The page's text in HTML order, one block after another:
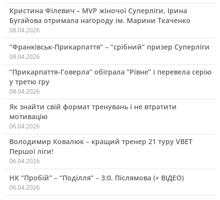
Кристина Філевич – MVP жіночої Суперліги, Ірина
Бугайова отримала нагороду ім. Марини Ткаченко
08.04.2026
“Франківськ-Прикарпаття” – “срібний” призер Суперліги
08.04.2026
“Прикарпаття-Говерла” обіграла “Рівне” і перевела серію
у третю гру
08.04.2026
Як знайти свій формат тренувань і не втратити
мотивацію
06.04.2026
Володимир Ковалюк – кращий тренер 21 туру VBET
Першої ліги!
06.04.2026
НК “Пробій” – “Поділля” – 3:0. Післямова (+ ВІДЕО)
06.04.2026